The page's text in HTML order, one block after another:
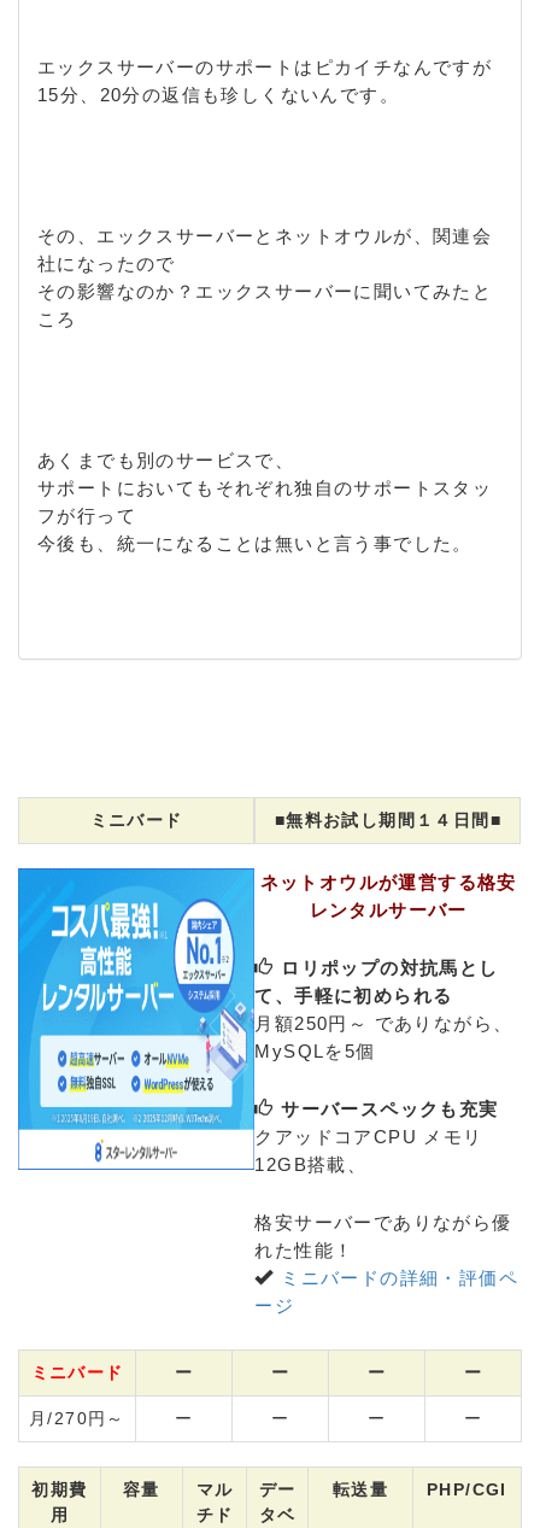
エックスサーバーのサポートはピカイチなんですが
15分、20分の返信も珍しくないんです。
その、エックスサーバーとネットオウルが、関連会
社になったので
その影響なのか？エックスサーバーに聞いてみたと
ころ
あくまでも別のサービスで、
サポートにおいてもそれぞれ独自のサポートスタッ
フが行って
今後も、統一になることは無いと言う事でした。
ミニバード ■無料お試し期間１４日間■
ネットオウルが運営する格安
レンタルサーバー
ロリポップの対抗馬とし
て、手軽に初められる
月額250円～ でありながら、
MySQLを5個
サーバースペックも充実
クアッドコアCPU メモリ
12GB搭載、
格安サーバーでありながら優
れた性能！
ミニバードの詳細・評価ペ
ージ
ミニバード ー ー ー ー
月/270円～ ー ー ー ー
初期費
用
容量
マル
チド
デー
タベ
転送量 PHP/CGI